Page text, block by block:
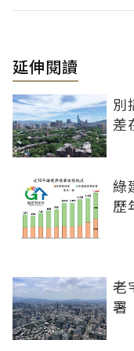
延伸閱讀
別
差
綠
歷
老
署